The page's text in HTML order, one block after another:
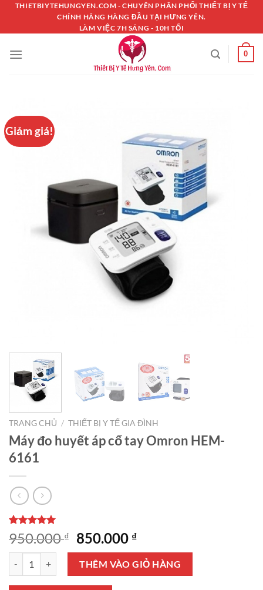
Chuyển
nội
dung
THIETBIYTEHUNGYEN.COM - CHUYÊN PHÂN PHỐI THIẾT BỊ Y TẾ
CHÍNH HÃNG HÀNG ĐẦU TẠI HƯNG YÊN.
LÀM VIỆC 7H SÁNG - 10H TỐI
0
Giảm giá!
TRANG CHỦ / THIẾT BỊ Y TẾ GIA ĐÌNH
Máy đo huyết áp cổ tay Omron HEM-
6161
5.00trên 5
dựa trên
1
đánh giá
950.000₫
Giá
gốc
là:
950.000 ₫.
850.000 ₫Giá
hiện
tại
là:
Máy đo huyết áp cổ tay Omron HEM-6161 số lượng
THÊM VÀO GIỎ HÀNG